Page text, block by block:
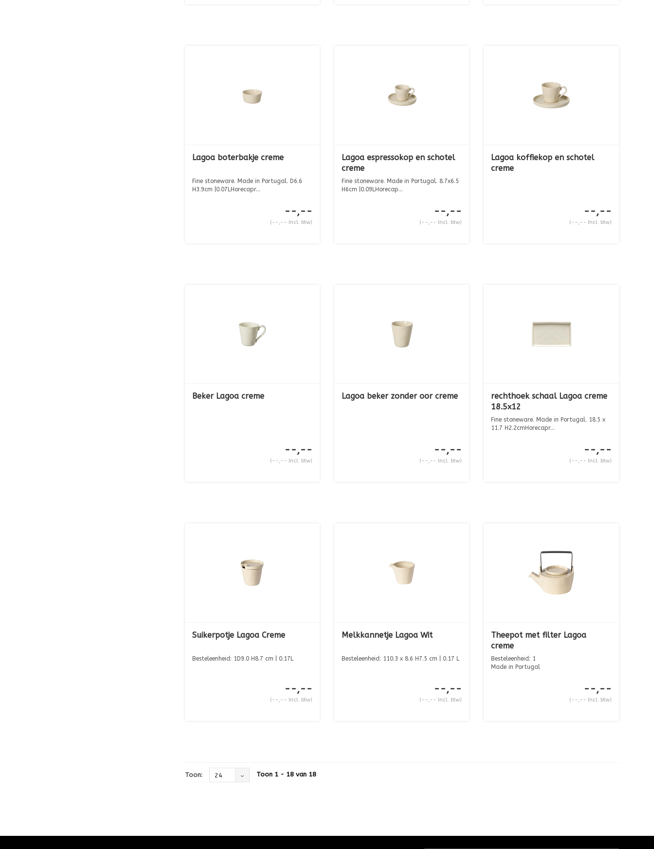
Lagoa boterbakje creme
Fine stoneware. Made in Portugal. D6.6
H3.9cm |0.07LHorecapr...
--,--
(--,-- Incl. btw)
Lagoa espressokop en schotel
creme
Fine stoneware. Made in Portugal. 8.7x6.5
H6cm |0.09LHorecap...
--,--
(--,-- Incl. btw)
Lagoa koffiekop en schotel
creme
--,--
(--,-- Incl. btw)
Beker Lagoa creme
--,--
(--,-- Incl. btw)
Lagoa beker zonder oor creme
--,--
(--,-- Incl. btw)
rechthoek schaal Lagoa creme
18.5x12
Fine stoneware. Made in Portugal. 18.5 x
11.7 H2.2cmHorecapr...
--,--
(--,-- Incl. btw)
Suikerpotje Lagoa Creme
Besteleenheid: 1D9.0 H8.7 cm | 0.17L
--,--
(--,-- Incl. btw)
Melkkannetje Lagoa Wit
Besteleenheid: 110.3 x 8.6 H7.5 cm | 0.17 L
--,--
(--,-- Incl. btw)
Theepot met filter Lagoa
creme
Besteleenheid: 1
Made in Portugal
--,--
(--,-- Incl. btw)
Toon: 24 Toon 1 - 18 van 18